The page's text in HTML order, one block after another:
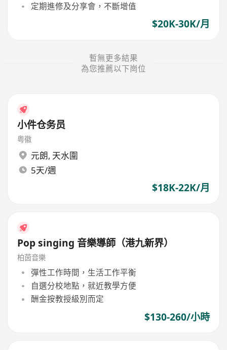
定期進修及分享會，不斷增值
$20K-30K/月
暫無更多結果
為您推薦以下崗位
小件仓务员
粤徽
元朗, 天水圍
5天/週
$18K-22K/月
Pop singing 音樂導師（港九新界）
柏茵音樂
彈性工作時間，生活工作平衡
自選分校地點，就近教學方便
酬金按教授級別而定
$130-260/小時